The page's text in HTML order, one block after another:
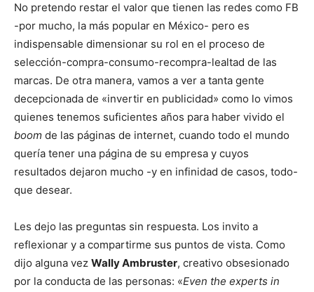
No pretendo restar el valor que tienen las redes como FB
-por mucho, la más popular en México- pero es
indispensable dimensionar su rol en el proceso de
selección-compra-consumo-recompra-lealtad de las
marcas. De otra manera, vamos a ver a tanta gente
decepcionada de «invertir en publicidad» como lo vimos
quienes tenemos suficientes años para haber vivido el
boom de las páginas de internet, cuando todo el mundo
quería tener una página de su empresa y cuyos
resultados dejaron mucho -y en infinidad de casos, todo-
que desear.
Les dejo las preguntas sin respuesta. Los invito a
reflexionar y a compartirme sus puntos de vista. Como
dijo alguna vez Wally Ambruster, creativo obsesionado
por la conducta de las personas: «Even the experts in